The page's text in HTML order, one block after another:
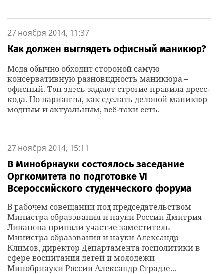
27 ноября 2014, 11:37
Как должен выглядеть офисный маникюр?
Мода обычно обходит стороной самую
консервативную разновидность маникюра –
офисный. Тон здесь задают строгие правила дресс-
кода. Но варианты, как сделать деловой маникюр
модным и актуальным, всё-таки есть.
27 ноября 2014, 15:11
В Минобрнауки состоялось заседание
Оргкомитета по подготовке VI
Всероссийского студенческого форума
В рабочем совещании под председательством
Министра образования и науки России Дмитрия
Ливанова приняли участие заместитель
Министра образования и науки Александр
Климов, директор Департамента госполитики в
сфере воспитания детей и молодежи
Минобрнауки России Александр Страдзе...